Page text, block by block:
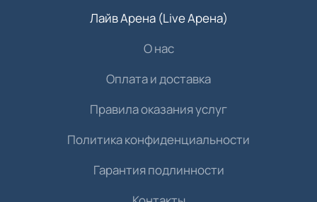
Лайв Арена (Live Арена)
О нас
Оплата и доставка
Правила оказания услуг
Политика конфиденциальности
Гарантия подлинности